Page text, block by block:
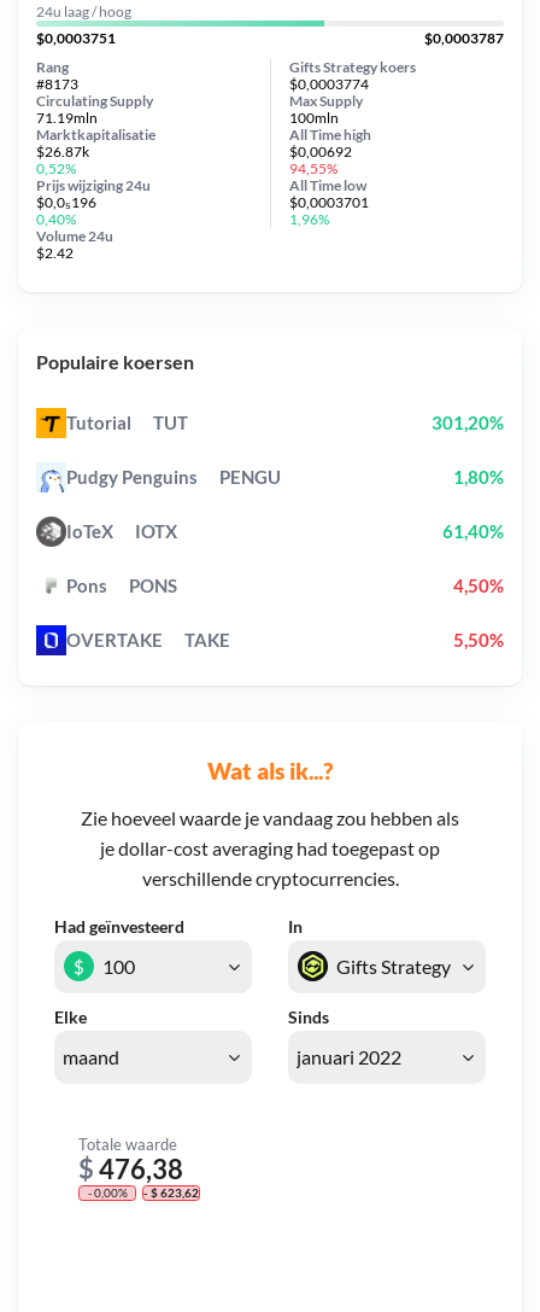
Wat als ik...?
Zie hoeveel waarde je vandaag zou hebben als
je dollar-cost averaging had toegepast op
verschillende cryptocurrencies.
Had geïnvesteerd In
Elke Sinds
$
Totale waarde
$476,38
- 0,00% - $ 623,62
24u laag / hoog
$0,0003751
$0,0003787
Gifts Strategy koers
$0,0003774
Circulating Supply
71.19mln
Prijs wijziging 24u
$0,0₅196
0,40%
Max Supply
100mln
Marktkapitalisatie
$26.87k
0,52%
Volume 24u
$2.42
Rang
#8173
All Timehigh
$0,00692
94,55%
All Time low
$0,0003701
1,96%
Populaire koersen
Tutorial TUT 301,20%
Pudgy Penguins PENGU 1,80%
IoTeX IOTX 61,40%
Pons PONS 4,50%
OVERTAKE TAKE 5,50%